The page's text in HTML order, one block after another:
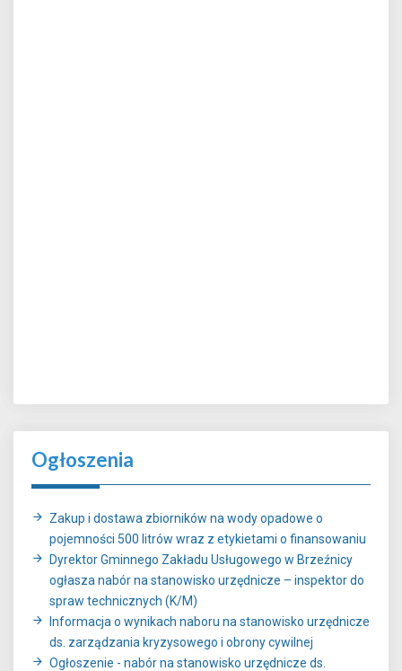
Ogłoszenia
Zakup i dostawa zbiorników na wody opadowe o
pojemności 500 litrów wraz z etykietami o finansowaniu
Dyrektor Gminnego Zakładu Usługowego w Brzeźnicy
ogłasza nabór na stanowisko urzędnicze – inspektor do
spraw technicznych (K/M)
Informacja o wynikach naboru na stanowisko urzędnicze
ds. zarządzania kryzysowego i obrony cywilnej
Ogłoszenie - nabór na stanowisko urzędnicze ds.